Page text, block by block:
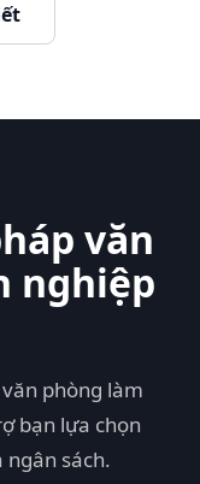
văn
nghiệp
phòng làm
bạn lựa chọn
ngân sách.